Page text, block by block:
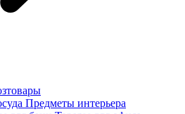
Предметы интерьера